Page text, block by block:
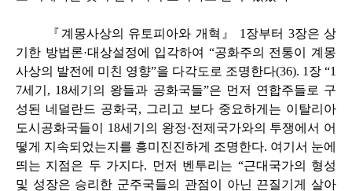
『계몽사상의 유토피아와 개혁』 1장부터 3장은 상
기한 방법론·대상설정에 입각하여 “공화주의 전통이 계몽
사상의 발전에 미친 영향”을 다각도로 조명한다(36). 1장 “1
7세기, 18세기의 왕들과 공화국들”은 먼저 연합주들로 구
성된 네덜란드 공화국, 그리고 보다 중요하게는 이탈리아
도시공화국들이 18세기의 왕정·전제국가와의 투쟁에서 어
떻게 지속되었는지를 흥미진진하게 조명한다. 여기서 눈에
띄는 지점은 두 가지다. 먼저 벤투리는 “근대국가의 형성
및 성장은 승리한 군주국들의 관점이 아닌 끈질기게 살아